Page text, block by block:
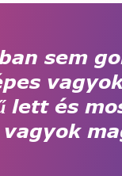
sem
lett és